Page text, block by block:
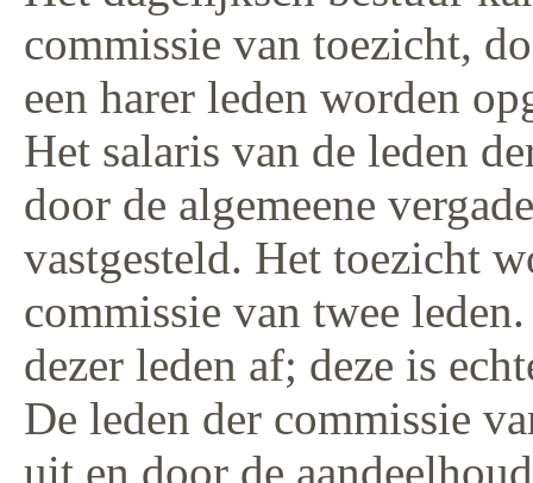
commissie van toezicht,
een harer leden worden
Het salaris van de leden
door de algemeene
vastgesteld. Het toezicht
commissie van twee
dezer leden af; deze is
De leden der commissie
uit en door de